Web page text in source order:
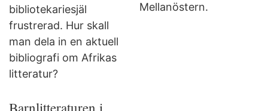
bibliotekariesjäl
frustrerad. Hur skall
man dela in en aktuell
bibliografi om Afrikas
litteratur?
Barnlitteraturen i
Mellanöstern.